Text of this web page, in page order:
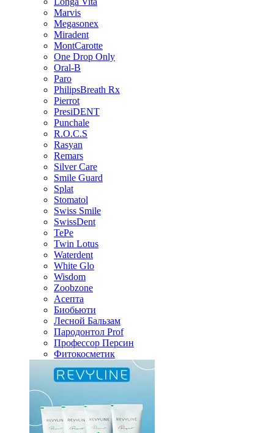
Marvis
Megasonex
Miradent
MontCarotte
One Drop Only
Oral-B
Paro
PhilipsBreath Rx
Pierrot
PresiDENT
Punchale
R.O.C.S
Rasyan
Remars
Silver Care
Smile Guard
Splat
Stomatol
Swiss Smile
SwissDent
TePe
Twin Lotus
Waterdent
White Glo
Wisdom
Zoobzone
Асепта
Биобьюти
Лесной Бальзам
Пародонтол Prof
Профессор Персин
Фитокосметик